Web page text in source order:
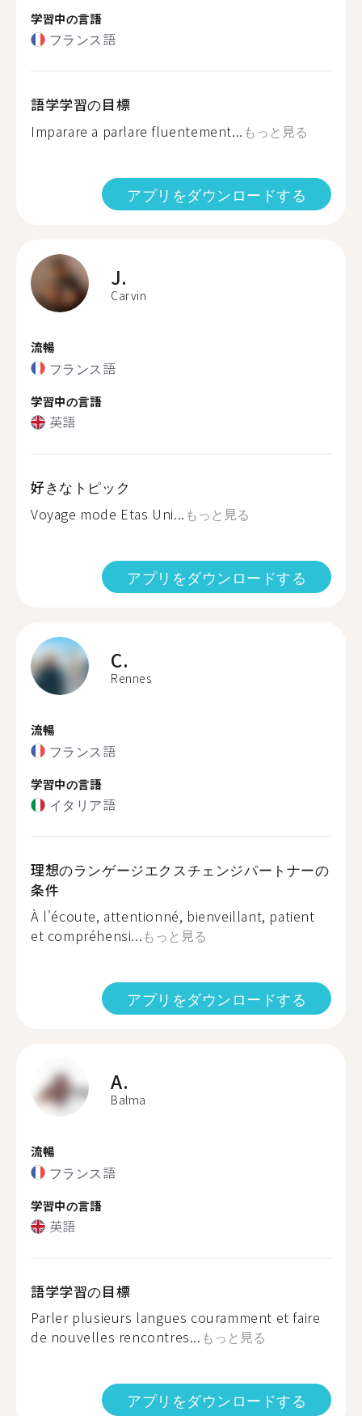
学習中の言語
フランス語
語学学習の目標
Imparare a parlare fluentement... もっと見る
アプリをダウンロードする
J.
Carvin
流暢
フランス語
学習中の言語
英語
好きなトピック
Voyage mode Etas Uni... もっと見る
アプリをダウンロードする
C.
Rennes
流暢
フランス語
学習中の言語
イタリア語
理想のランゲージエクスチェンジパートナーの
条件
À l'écoute, attentionné, bienveillant, patient
et compréhensi...もっと見る
アプリをダウンロードする
A.
Balma
流暢
フランス語
学習中の言語
英語
語学学習の目標
Parler plusieurs langues couramment et faire
de nouvelles rencontres... もっと見る
アプリをダウンロードする